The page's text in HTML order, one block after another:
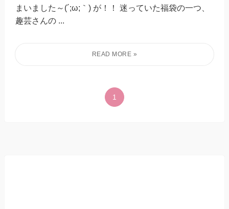
まいました～(´;ω;｀) が！！ 迷っていた福袋の一つ、
趣芸さんの ...
1